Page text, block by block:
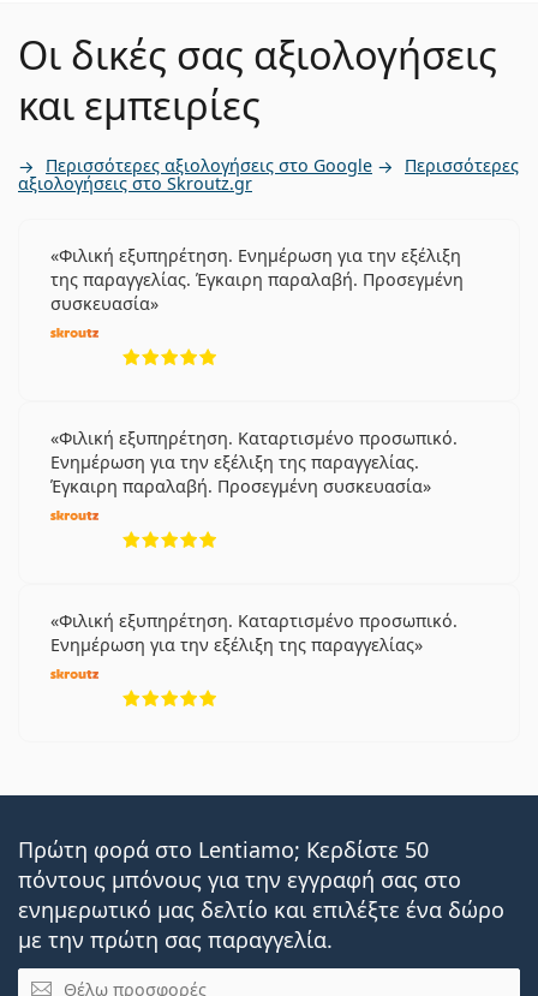
Οι δικές σας αξιολογήσεις
και εμπειρίες
Περισσότερες αξιολογήσεις στο Google Περισσότερες
αξιολογήσεις στο Skroutz.gr
Φιλική εξυπηρέτηση. Ενημέρωση για την εξέλιξη
της παραγγελίας. Έγκαιρη παραλαβή. Προσεγμένη
συσκευασία
Φιλική εξυπηρέτηση. Καταρτισμένο προσωπικό.
Ενημέρωση για την εξέλιξη της παραγγελίας.
Έγκαιρη παραλαβή. Προσεγμένη συσκευασία
Φιλική εξυπηρέτηση. Καταρτισμένο προσωπικό.
Ενημέρωση για την εξέλιξη της παραγγελίας
Πρώτη φορά στο Lentiamo; Κερδίστε 50
πόντους μπόνους για την εγγραφή σας στο
ενημερωτικό μας δελτίο και επιλέξτε ένα δώρο
με την πρώτη σας παραγγελία.
Email